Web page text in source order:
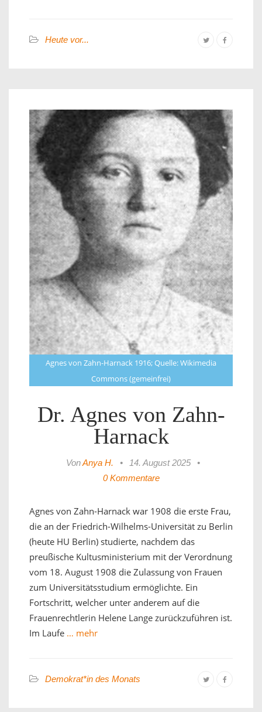
Heute vor...
Agnes von Zahn-Harnack 1916; Quelle: Wikimedia
Commons (gemeinfrei)
Dr. Agnes von Zahn-
Harnack
VonAnya H. • 14. August 2025
•
0 Kommentare
Agnes von Zahn-Harnack war 1908 die erste Frau,
die an der Friedrich-Wilhelms-Universität zu Berlin
(heute HU Berlin) studierte, nachdem das
preußische Kultusministerium mit der Verordnung
vom 18. August 1908 die Zulassung von Frauen
zum Universitätsstudium ermöglichte. Ein
Fortschritt, welcher unter anderem auf die
Frauenrechtlerin Helene Lange zurückzuführen ist.
Im Laufe … mehr
Demokrat*in des Monats